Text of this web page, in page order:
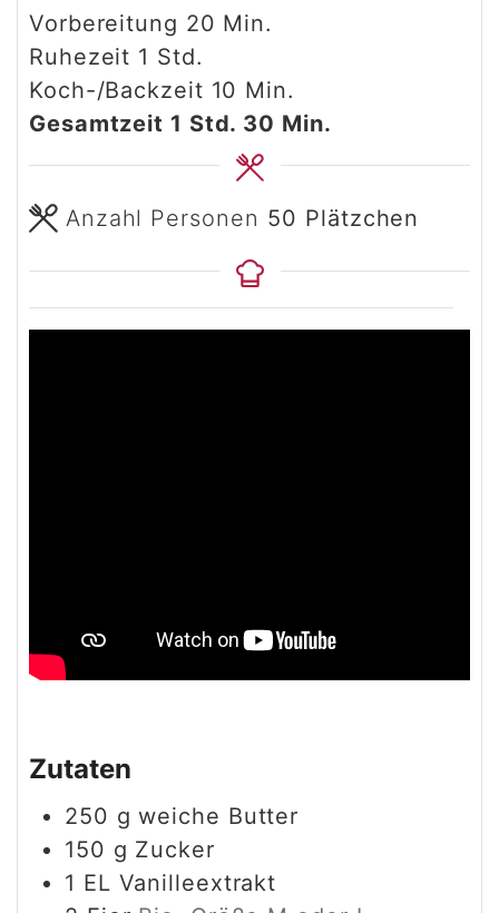
Vorbereitung 20 Minuten
Min.
Ruhezeit 1 Stunde
Std.
Koch-/Backzeit 10 Minuten
Min.
Gesamtzeit 1 Stunde
Std. 30 Minuten
Min.
Anzahl Personen 50 Plätzchen
Zutaten
250 g weiche Butter
150 g Zucker
1 EL Vanilleextrakt